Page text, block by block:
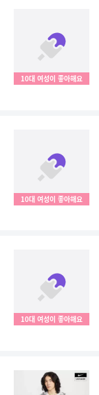
10대 여성이 좋아해요
10대 여성이 좋아해요
10대 여성이 좋아해요